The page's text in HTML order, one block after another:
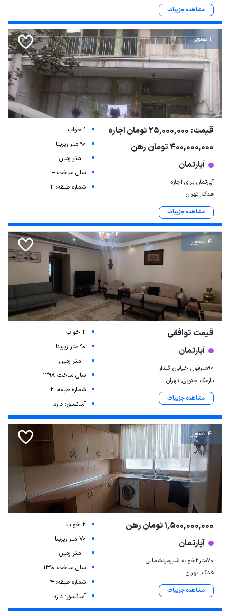
مشاهده جزییات
1 تصویر
قیمت: 25,000,000 تومان اجاره
400,000,000 تومان رهن
آپارتمان
آپارتمان برای اجاره
فدک, تهران
مشاهده جزییات
1 خواب
90 متر زیربنا
-- متر زمین
سال ساخت --
شماره طبقه: 2
4 تصویر
قیمت توافقی
آپارتمان
۹۰مترفول خیابان گلدار
نارمک جنوبی, تهران
مشاهده جزییات
2 خواب
90 متر زیربنا
-- متر زمین
سال ساخت 1398
شماره طبقه: 2
آسانسور: دارد
4 تصویر
1,500,000,000 تومان رهن
آپارتمان
۷۰متر۲خوابه شیرمردشمالی
فدک, تهران
مشاهده جزییات
2 خواب
70 متر زیربنا
-- متر زمین
سال ساخت 1390
شماره طبقه: 4
آسانسور: دارد